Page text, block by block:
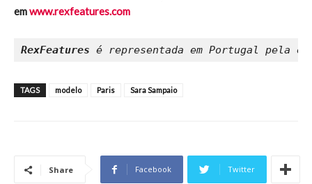
emwww.rexfeatures.com
RexFeatures
TAGS modelo Paris Sara Sampaio
Share Facebook Twitter